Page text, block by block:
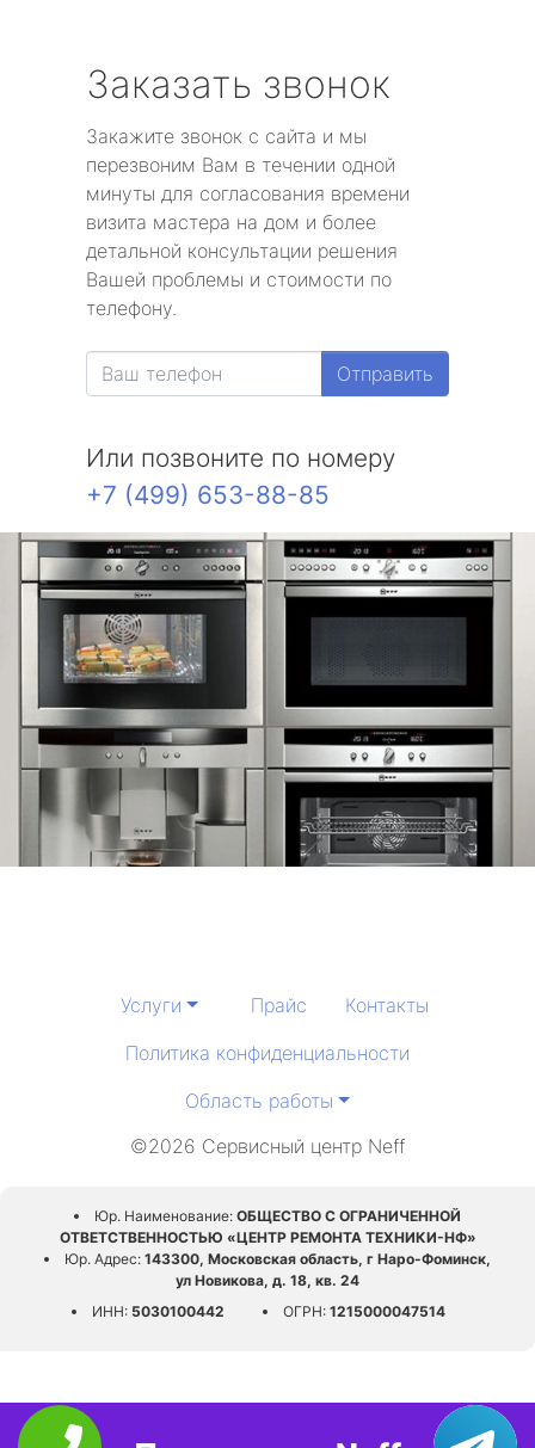
Заказать звонок
Закажите звонок с сайта и мы
перезвоним Вам в течении одной
минуты для согласования времени
визита мастера на дом и более
детальной консультации решения
Вашей проблемы и стоимости по
телефону.
Отправить
Или позвоните по номеру
+7 (499) 653-88-85
Услуги Прайс
Контакты
Политика конфиденциальности
Область работы
©2026 Сервисный центр Neff
Юр. Наименование: ОБЩЕСТВО С ОГРАНИЧЕННОЙ
ОТВЕТСТВЕННОСТЬЮ «ЦЕНТР РЕМОНТА ТЕХНИКИ-НФ»
Юр. Адрес: 143300, Московская область, г Наро-Фоминск,
ул Новикова, д. 18, кв. 24
ИНН:5030100442 ОГРН:1215000047514